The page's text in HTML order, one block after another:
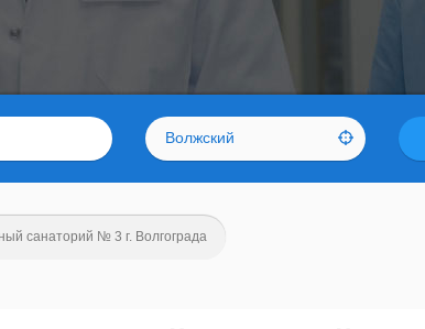
Волжский
санаторий № 3 г. Волгограда